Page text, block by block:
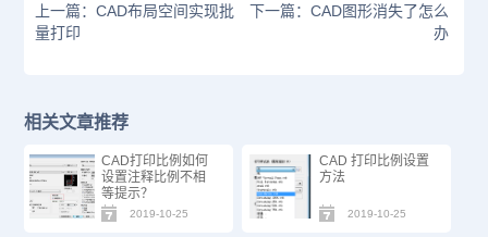
上一篇：CAD布局空间实现批
量打印
下一篇：CAD图形消失了怎么
办
相关文章推荐
CAD打印比例如何
设置注释比例不相
等提示？
2019-10-25
CAD 打印比例设置
方法
2019-10-25